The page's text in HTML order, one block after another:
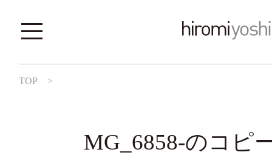
TOP >
MG_6858-のコピ